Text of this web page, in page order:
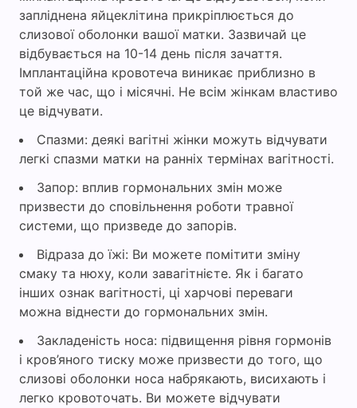
запліднена яйцеклітина прикріплюється до
слизової оболонки вашої матки. Зазвичай це
відбувається на 10-14 день після зачаття.
Імплантаційна кровотеча виникає приблизно в
той же час, що і місячні. Не всім жінкам властиво
це відчувати.
Спазми: деякі вагітні жінки можуть відчувати
легкі спазми матки на ранніх термінах вагітності.
Запор: вплив гормональних змін може
призвести до сповільнення роботи травної
системи, що призведе до запорів.
Відраза до їжі: Ви можете помітити зміну
смаку та нюху, коли завагітнієте. Як і багато
інших ознак вагітності, ці харчові переваги
можна віднести до гормональних змін.
Закладеність носа: підвищення рівня гормонів
і кров’яного тиску може призвести до того, що
слизові оболонки носа набрякають, висихають і
легко кровоточать. Ви можете відчувати